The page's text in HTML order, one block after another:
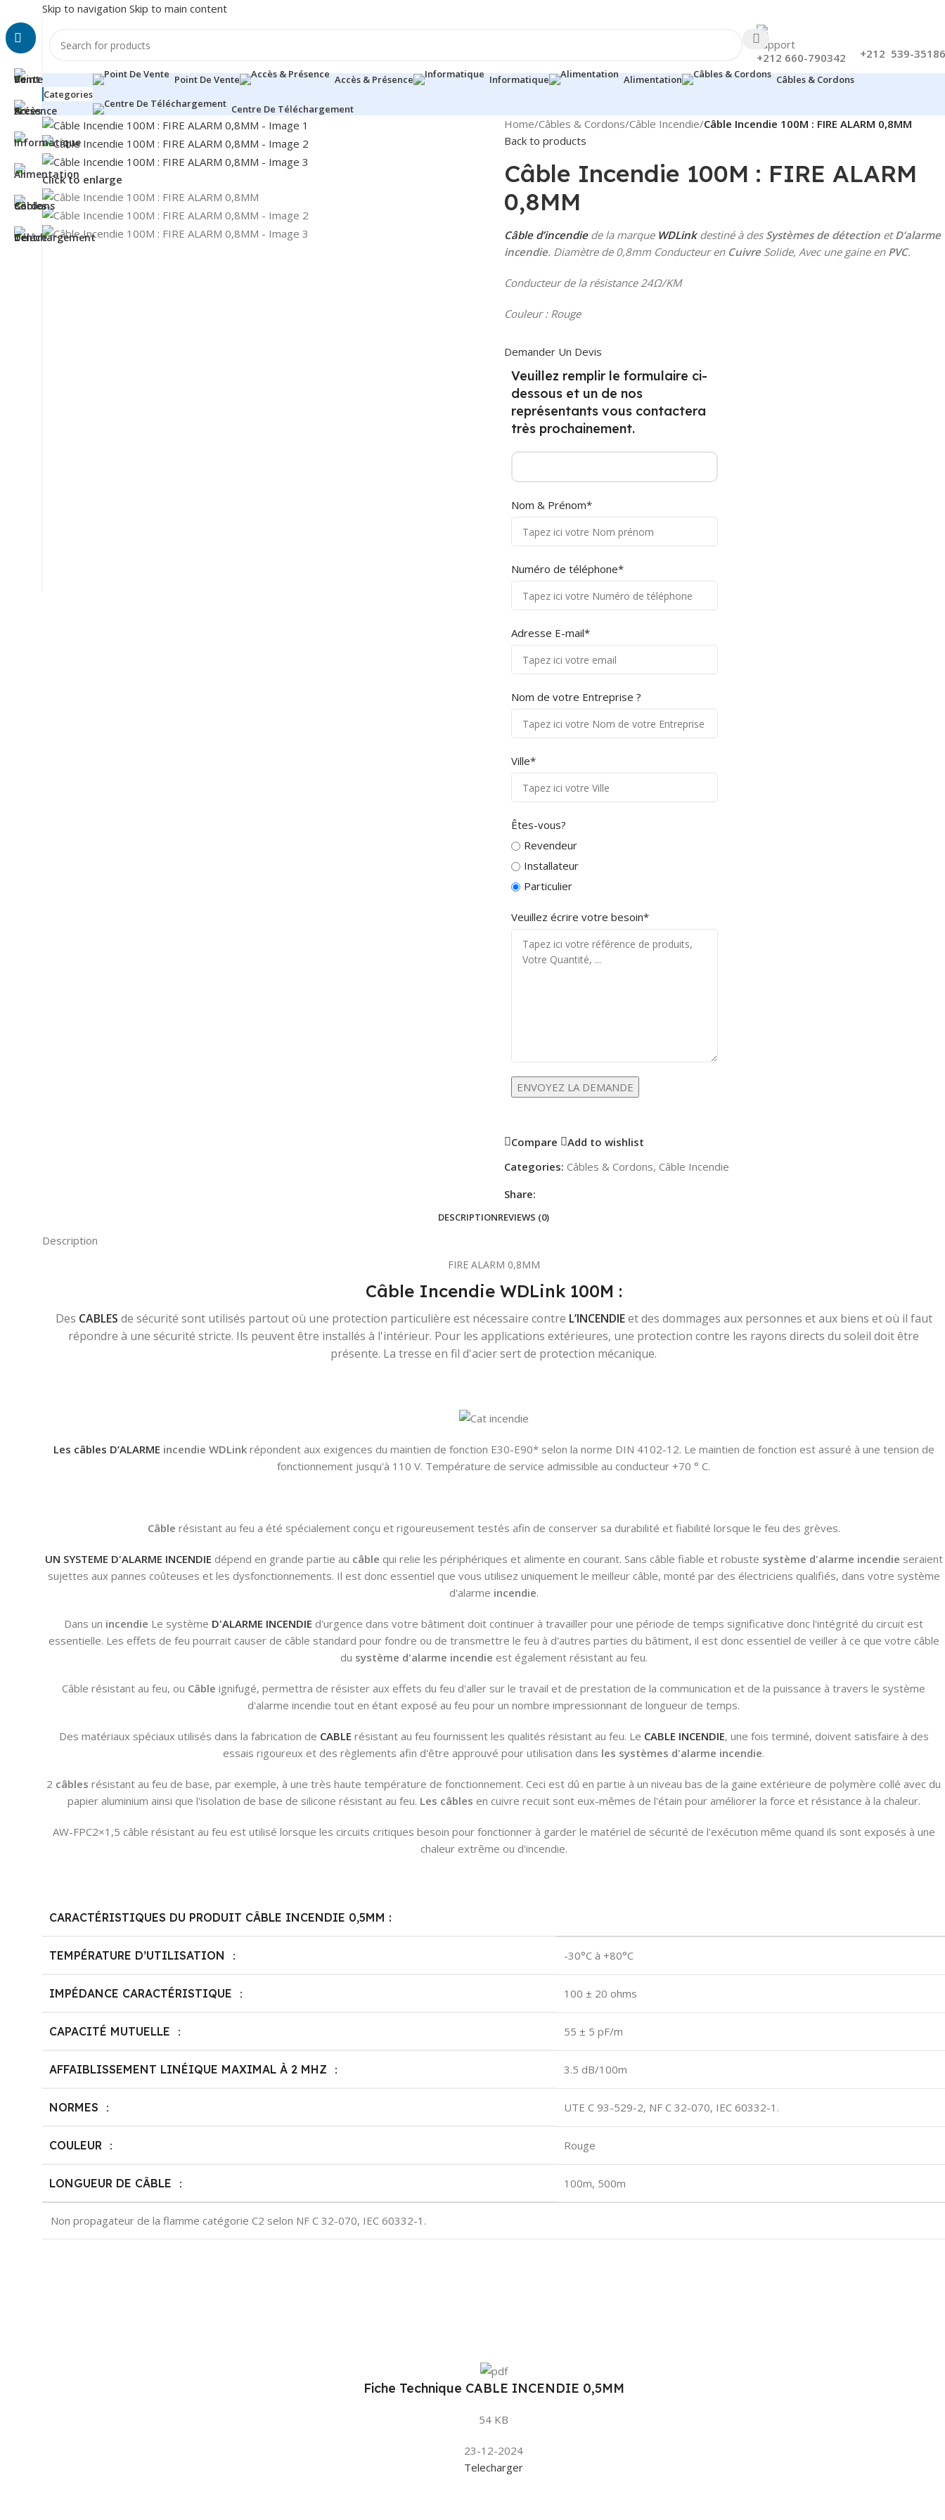
Skip to navigation Skip to main content
+212 660-790342 +212 539-
Categories
Point De Vente Accès & Présence Informatique Alimentation Câbles & Cordons
Centre De Téléchargement
Click to enlarge
Home/Câbles & Cordons/Câble Incendie/Câble Incendie 100M : FIRE ALARM 0,8MM
Back to products
Câble Incendie 100M : FIRE ALARM
0,8MM
Câble d’incendiede la marque WDLinkdestiné à des Systèmes de détection etD’alarme
incendie. Diamètre de 0,8mm Conducteur enCuivreSolide, Avec une gaine en PVC.
Conducteur de la résistance 24Ω/KM
Couleur : Rouge
Demander Un Devis
Veuillez remplir le formulaire ci-
dessous et un de nos
représentants vous contactera
très prochainement.
Nom & Prénom*
Numéro de téléphone*
Adresse E-mail*
Nom de votre Entreprise ?
Ville*
Êtes-vous?
Revendeur
Installateur
Particulier
Veuillez écrire votre besoin*
Compare
Add to wishlist
Categories: Câbles & Cordons, Câble Incendie
Share:
DESCRIPTIONREVIEWS (0)
Description
FIRE ALARM 0,8MM
Câble Incendie WDLink 100M :
Des CABLES de sécurité sont utilisés partout où une protection particulière est nécessaire contre L’INCENDIEet des dommages aux personnes et aux biens et où il faut
répondre à une sécurité stricte. Ils peuvent être installés à l'intérieur. Pour les applications extérieures, une protection contre les rayons directs du soleil doit être
présente. La tresse en fil d'acier sert de protection mécanique.
Les câbles D’ALARME incendie WDLinkrépondent aux exigences du maintien de fonction E30-E90* selon la norme DIN 4102-12. Le maintien de fonction est assuré à une tension de
fonctionnement jusqu'à 110 V. Température de service admissible au conducteur +70 ° C.
Câble résistant au feu a été spécialement conçu et rigoureusement testés afin de conserver sa durabilité et fiabilité lorsque le feu des grèves.
UN SYSTEME D'ALARME INCENDIE dépend en grande partie au câble qui relie les périphériques et alimente en courant. Sans câble fiable et robuste système d'alarme incendie seraient
sujettes aux pannes coûteuses et les dysfonctionnements. Il est donc essentiel que vous utilisez uniquement le meilleur câble, monté par des électriciens qualifiés, dans votre système
d'alarme incendie.
Dans un incendie Le système D'ALARME INCENDIE d'urgence dans votre bâtiment doit continuer à travailler pour une période de temps significative donc l'intégrité du circuit est
essentielle. Les effets de feu pourrait causer de câble standard pour fondre ou de transmettre le feu à d'autres parties du bâtiment, il est donc essentiel de veiller à ce que votre câble
du système d'alarme incendie est également résistant au feu.
Câble résistant au feu, ou Câble ignifugé, permettra de résister aux effets du feu d'aller sur le travail et de prestation de la communication et de la puissance à travers le système
d'alarme incendie tout en étant exposé au feu pour un nombre impressionnant de longueur de temps.
Des matériaux spéciaux utilisés dans la fabrication de CABLE résistant au feu fournissent les qualités résistant au feu. Le CABLE INCENDIE, une fois terminé, doivent satisfaire à des
essais rigoureux et des règlements afin d'être approuvé pour utilisation dans les systèmes d'alarme incendie.
2 câbles résistant au feu de base, par exemple, à une très haute température de fonctionnement. Ceci est dû en partie à un niveau bas de la gaine extérieure de polymère collé avec du
papier aluminium ainsi que l'isolation de base de silicone résistant au feu. Les câbles en cuivre recuit sont eux-mêmes de l'étain pour améliorer la force et résistance à la chaleur.
AW-FPC2×1,5 câble résistant au feu est utilisé lorsque les circuits critiques besoin pour fonctionner à garder le matériel de sécurité de l'exécution même quand ils sont exposés à une
chaleur extrême ou d'incendie.
CARACTÉRISTIQUES DU PRODUIT CÂBLE INCENDIE 0,5MM :
TEMPÉRATURE D’UTILISATION ： -30°C à +80°C
IMPÉDANCE CARACTÉRISTIQUE ： 100 ± 20 ohms
CAPACITÉ MUTUELLE ： 55 ± 5 pF/m
AFFAIBLISSEMENT LINÉIQUE MAXIMAL À 2 MHZ ： 3.5 dB/100m
NORMES ： UTE C 93-529-2, NF C 32-070, IEC 60332-1.
COULEUR ： Rouge
LONGUEUR DE CÂBLE ： 100m, 500m
Non propagateur de la flamme catégorie C2 selon NF C 32-070, IEC 60332-1.
Fiche Technique CABLE INCENDIE 0,5MM
54 KB
23-12-2024
Telecharger